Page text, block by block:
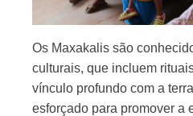
Os Maxakalis são
culturais, que incluem
vínculo profundo com a
esforçado para promover a